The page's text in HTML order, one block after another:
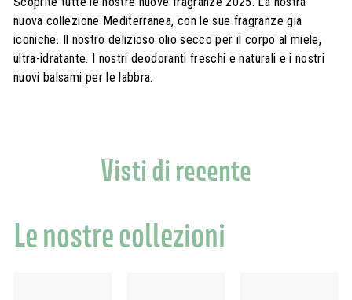
nuova collezione Mediterranea, con le sue fragranze già
iconiche. Il nostro delizioso olio secco per il corpo al miele,
ultra-idratante. I nostri deodoranti freschi e naturali e i nostri
nuovi balsami per le labbra.
Visti di recente
Le nostre collezioni